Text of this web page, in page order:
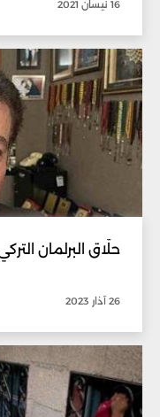
16 نيسان 2021
حلّاق البرلمان
26 آذار 2023